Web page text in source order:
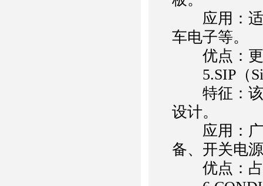
应用：适
车电子等。
优点：更
5.SIP（
特征：该
设计。
应用：广
备、开关电
优点：占